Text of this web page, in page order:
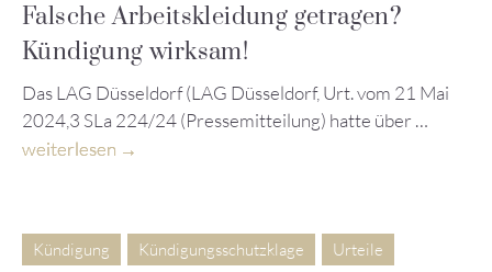
Falsche Arbeitskleidung getragen?
Kündigung wirksam!
Das LAG Düsseldorf (LAG Düsseldorf, Urt. vom 21 Mai
2024,3 SLa 224/24 (Pressemitteilung) hatte über …
weiterlesen
Kündigung Kündigungsschutzklage Urteile